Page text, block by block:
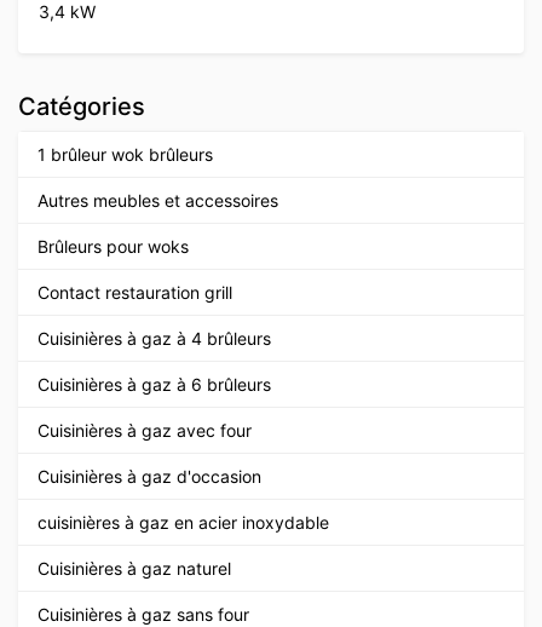
3,4 kW
Catégories
1 brûleur wok brûleurs
Autres meubles et accessoires
Brûleurs pour woks
Contact restauration grill
Cuisinières à gaz à 4 brûleurs
Cuisinières à gaz à 6 brûleurs
Cuisinières à gaz avec four
Cuisinières à gaz d'occasion
cuisinières à gaz en acier inoxydable
Cuisinières à gaz naturel
Cuisinières à gaz sans four